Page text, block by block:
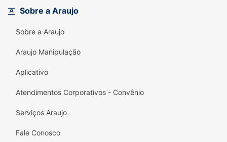
Sobre a Araujo
Sobre a Araujo
Araujo Manipulação
Aplicativo
Atendimentos Corporativos - Convênio
Serviços Araujo
Fale Conosco